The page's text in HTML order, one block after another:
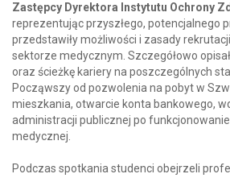
Zastępcy Dyrektora Instytutu Ochrony
reprezentując przyszłego, potencjalnego
przedstawiły możliwości i zasady
sektorze medycznym. Szczegółowo
oraz ścieżkę kariery na poszczególnych
Począwszy od pozwolenia na pobyt w
mieszkania, otwarcie konta bankowego,
administracji publicznej po
medycznej.
Podczas spotkania studenci obejrzeli